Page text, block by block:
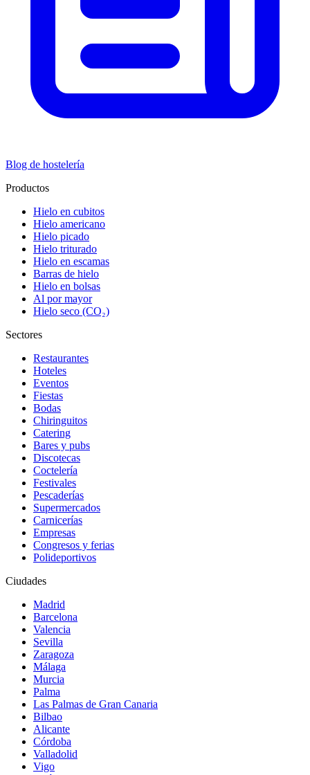
Blog de hostelería
Productos
Hielo en cubitos
Hielo americano
Hielo picado
Hielo triturado
Hielo en escamas
Barras de hielo
Hielo en bolsas
Al por mayor
Hielo seco (CO₂)
Sectores
Restaurantes
Hoteles
Eventos
Fiestas
Bodas
Chiringuitos
Catering
Bares y pubs
Discotecas
Coctelería
Festivales
Pescaderías
Supermercados
Carnicerías
Empresas
Congresos y ferias
Polideportivos
Ciudades
Madrid
Barcelona
Valencia
Sevilla
Zaragoza
Málaga
Murcia
Palma
Las Palmas de Gran Canaria
Bilbao
Alicante
Córdoba
Valladolid
Vigo